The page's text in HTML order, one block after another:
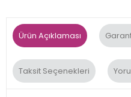
Ürün Açıklaması
Taksit Seçenekleri